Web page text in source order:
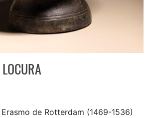
de Rotterdam (1469-1536)